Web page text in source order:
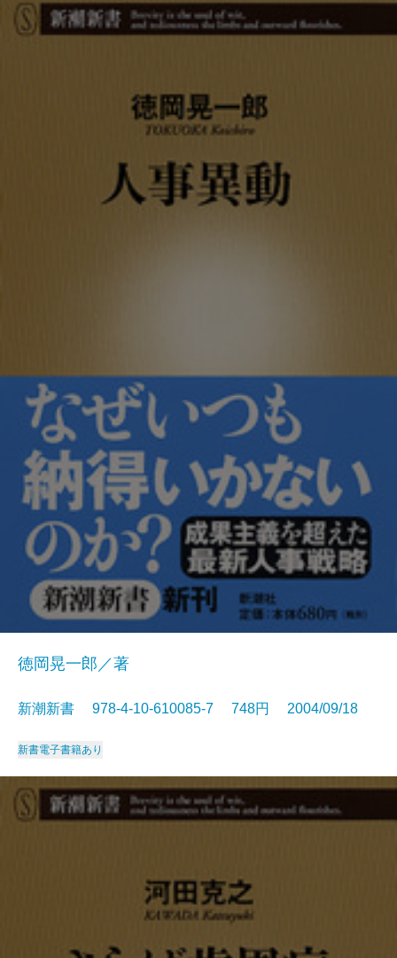
徳岡晃一郎／著
新潮新書 978-4-10-610085-7 748円 2004/09/18
新書電子書籍あり